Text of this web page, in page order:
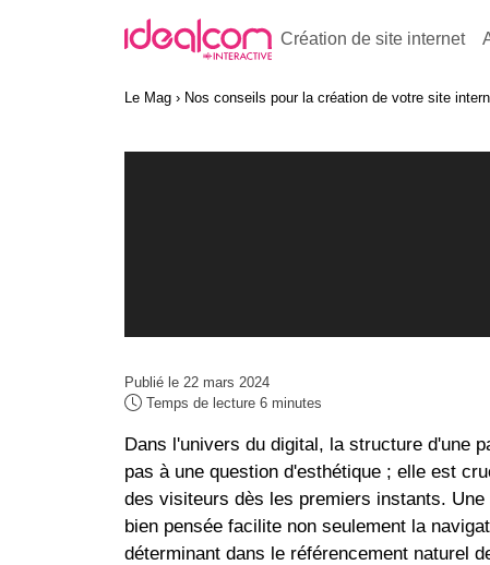
Création de site internet
Le Mag Nos conseils pour la création de votre site
Publié le 22 mars 2024
Temps de lecture 6 minutes
Dans l'univers du digital, la structure d'une
pas à une question d'esthétique ; elle est
des visiteurs dès les premiers instants.
bien pensée facilite non seulement la
déterminant dans le référencement naturel